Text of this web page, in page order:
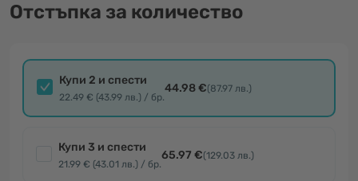
Отстъпка за количество
Купи 2 и спести
22.49 € (43.99 лв.) / бр.
44.98 €(87.97 лв.)
Купи 3 и спести
21.99 € (43.01 лв.) / бр.
65.97 €(129.03 лв.)